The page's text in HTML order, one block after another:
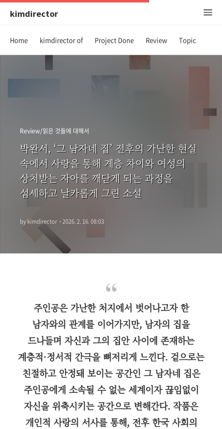
kimdirector
Home kimdirector of Project Done Review Topic
Review/읽은 것들에 대해서
박완서, ‘그 남자네 집’ 전후의 가난한 현실
속에서 사랑을 통해 계층 차이와 여성의
상처받는 자아를 깨닫게 되는 과정을
섬세하고 날카롭게 그린 소설
by kimdirector ·2026. 2. 16. 08:03
주인공은 가난한 처지에서 벗어나고자 한
남자와의 관계를 이어가지만, 남자의 집을
드나들며 자신과 그의 집안 사이에 존재하는
계층적·정서적 간극을 뼈저리게 느낀다. 겉으로는
친절하고 안정돼 보이는 공간인 그 남자네 집은
주인공에게 소속될 수 없는 세계이자 끊임없이
자신을 위축시키는 공간으로 변해간다. 작품은
개인적 사랑의 서사를 통해, 전후 한국 사회의